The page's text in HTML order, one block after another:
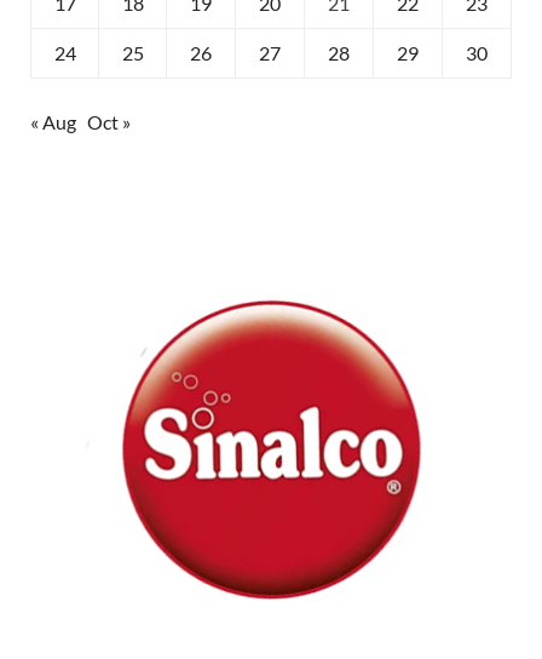
24 25 26 27 28 29 30
« Aug Oct »